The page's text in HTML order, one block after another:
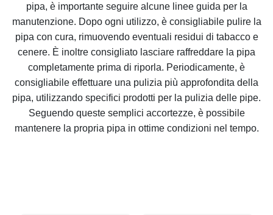
pipa, è importante seguire alcune linee guida per la
manutenzione. Dopo ogni utilizzo, è consigliabile pulire la
pipa con cura, rimuovendo eventuali residui di tabacco e
cenere. È inoltre consigliato lasciare raffreddare la pipa
completamente prima di riporla. Periodicamente, è
consigliabile effettuare una pulizia più approfondita della
pipa, utilizzando specifici prodotti per la pulizia delle pipe.
Seguendo queste semplici accortezze, è possibile
mantenere la propria pipa in ottime condizioni nel tempo.